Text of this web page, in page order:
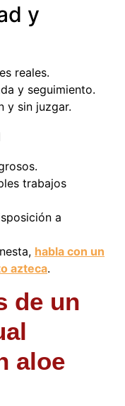
y
reales.
y seguimiento.
y sin juzgar.
trabajos
a
habla con un
azteca.
de un
aloe